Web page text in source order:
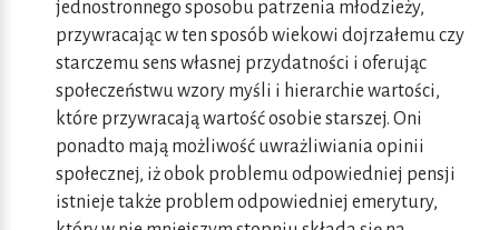
jednostronnego sposobu patrzenia młodzieży,
przywracając w ten sposób wiekowi dojrzałemu czy
starczemu sens własnej przydatności i oferując
społeczeństwu wzory myśli i hierarchie wartości,
które przywracają wartość osobie starszej. Oni
ponadto mają możliwość uwrażliwiania opinii
społecznej, iż obok problemu odpowiedniej pensji
istnieje także problem odpowiedniej emerytury,